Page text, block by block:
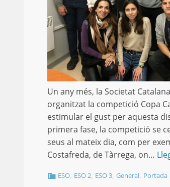
Un any més, la Societat
organitzat la competició Copa
estimular el gust per aquesta
primera fase, la competició se
seus al mateix dia, com per
Costafreda, de Tàrrega, on…
ESO, ESO 2, ESO 3,General, Portada